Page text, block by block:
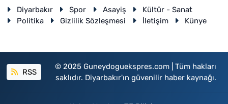
Diyarbakır Spor Asayiş
Kültür - Sanat
Politika
Gizlilik Sözleşmesi İletişim Künye
RSS
© 2025 Guneydoguekspres.com | Tüm hakları
saklıdır. Diyarbakır'ın güvenilir haber kaynağı.